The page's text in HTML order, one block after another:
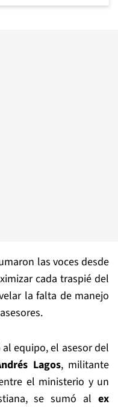
las voces desde
cada traspié del
la falta de manejo
equipo, el asesor del
Lagos, militante
el ministerio y un
se sumó al ex